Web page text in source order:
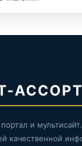
и
качественной